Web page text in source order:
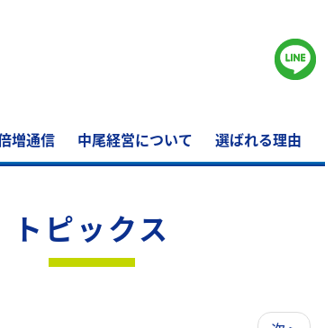
増通信 中尾経営について 選ばれる理由
トピックス